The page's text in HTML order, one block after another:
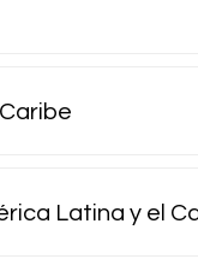
Latina y el